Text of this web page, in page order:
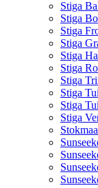
Stiga
Stiga
Stiga
Stiga
Stiga
Stiga
Stiga
Stiga
Stiga
Stiga